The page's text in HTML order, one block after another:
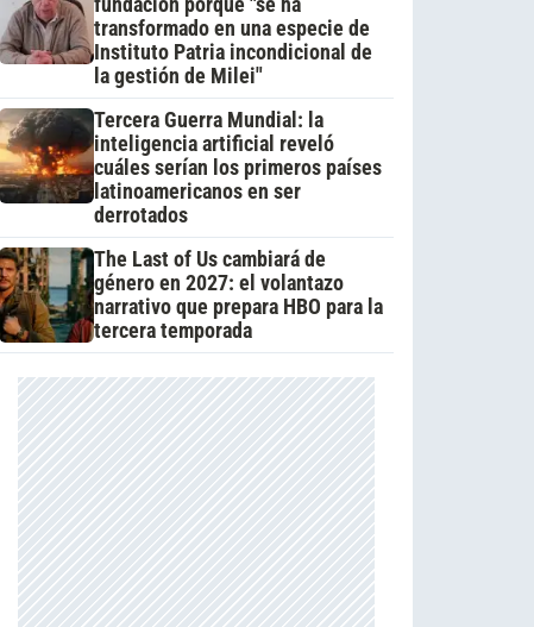
transformado en una especie de
Instituto Patria incondicional de
la gestión de Milei"
Tercera Guerra Mundial: la
inteligencia artificial reveló
cuáles serían los primeros países
latinoamericanos en ser
derrotados
The Last of Us cambiará de
género en 2027: el volantazo
narrativo que prepara HBO para la
tercera temporada